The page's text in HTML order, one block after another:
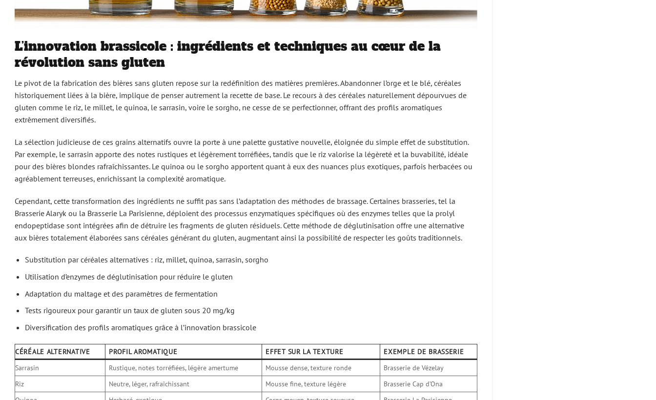
L’innovation brassicole : ingrédients et techniques au cœur de la
révolution sans gluten
Le pivot de la fabrication des bières sans gluten repose sur la redéfinition des matières premières. Abandonner l’orge et le blé, céréales
historiquement liées à la bière, implique de penser autrement la recette de base. Le recours à des céréales naturellement dépourvues de
gluten comme le riz, le millet, le quinoa, le sarrasin, voire le sorgho, ne cesse de se perfectionner, offrant des profils aromatiques
extrêmement diversifiés.
La sélection judicieuse de ces grains alternatifs ouvre la porte à une palette gustative nouvelle, éloignée du simple effet de substitution.
Par exemple, le sarrasin apporte des notes rustiques et légèrement torréfiées, tandis que le riz valorise la légèreté et la buvabilité, idéale
pour des bières blondes rafraîchissantes. Le quinoa ou le sorgho apportent quant à eux des nuances plus exotiques, parfois herbacées ou
agréablement terreuses, enrichissant la complexité aromatique.
Cependant, cette transformation des ingrédients ne suffit pas sans l’adaptation des méthodes de brassage. Certaines brasseries, tel la
Brasserie Alaryk ou la Brasserie La Parisienne, déploient des processus enzymatiques spécifiques où des enzymes telles que la prolyl
endopeptidase sont intégrées afin de détruire les fragments de gluten résiduels. Cette méthode de déglutinisation offre une alternative
aux bières totalement élaborées sans céréales générant du gluten, augmentant ainsi la possibilité de respecter les goûts traditionnels.
Substitution par céréales alternatives : riz, millet, quinoa, sarrasin, sorgho
Utilisation d’enzymes de déglutinisation pour réduire le gluten
Adaptation du maltage et des paramètres de fermentation
Tests rigoureux pour garantir un taux de gluten sous 20 mg/kg
Diversification des profils aromatiques grâce à l’innovation brassicole
CÉRÉALE ALTERNATIVE PROFIL AROMATIQUE EFFET SUR LA TEXTURE
EXEMPLE DE BRASSERIE
Sarrasin
Rustique, notes torréfiées, légère amertume Mousse dense, texture ronde
Brasserie de Vézelay
Riz
Neutre, léger, rafraîchissant Mousse fine, texture légère
Brasserie Cap d’Ona